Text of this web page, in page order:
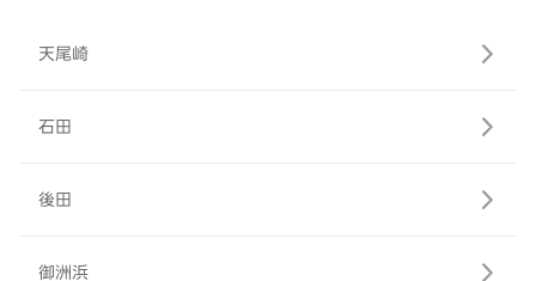
天尾崎
石田
後田
御洲浜